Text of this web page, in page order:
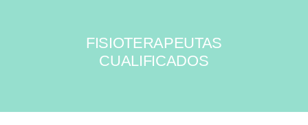
FISIOTERAPEUTAS
CUALIFICADOS